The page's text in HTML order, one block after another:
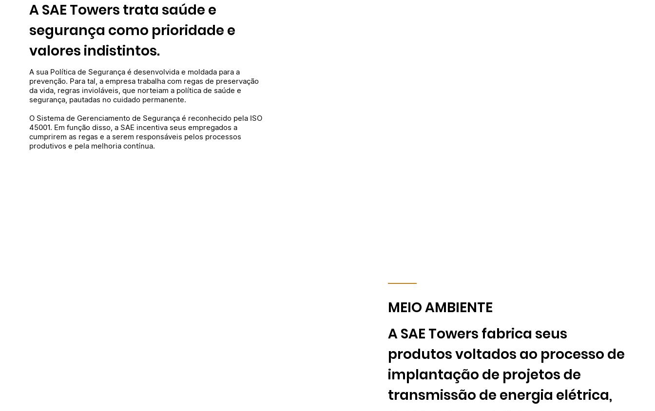
A sua Política de Segurança é desenvolvida e moldada para a
prevenção. Para tal, a empresa trabalha com regas de preservação
da vida, regras invioláveis, que norteiam a política de saúde e
segurança, pautadas no cuidado permanente.
O Sistema de Gerenciamento de Segurança é reconhecido pela ISO
45001. Em função disso, a SAE incentiva seus empregados a
cumprirem as regas e a serem responsáveis pelos processos
produtivos e pela melhoria contínua.
A SAE Towers trata saúde e
segurança como prioridade e
valores indistintos.
A SAE Towers fabrica seus
produtos voltados ao processo de
implantação de projetos de
transmissão de energia elétrica,
MEIO AMBIENTE